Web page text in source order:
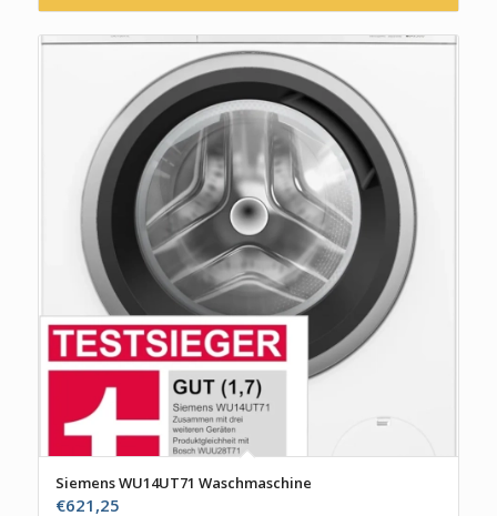
Siemens WU14UT71 Waschmaschine
€621,25